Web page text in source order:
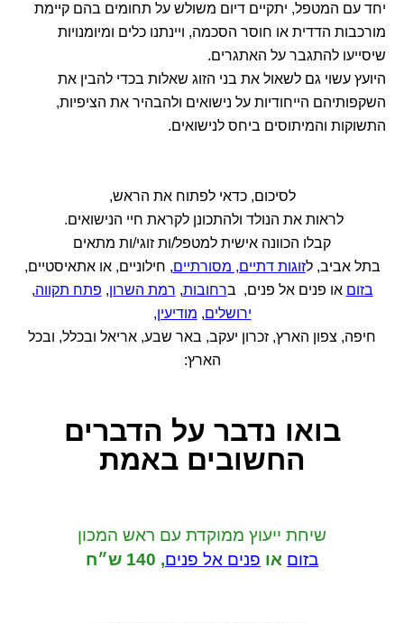
יחד עם המטפל, יתקיים דיום משולש על תחומים בהם קיימת
מורכבות הדדית או חוסר הסכמה, ויינתנו כלים ומיומנויות
שיסייעו להתגבר על האתגרים.
היועץ עשוי גם לשאול את בני הזוג שאלות בכדי להבין את
השקפותיהם הייחודיות על נישואים ולהבהיר את הציפיות,
התשוקות והמיתוסים ביחס לנישואים.
לסיכום, כדאי לפתוח את הראש,
לראות את הנולד ולהתכונן לקראת חיי הנישואים.
קבלו הכוונה אישית למטפל/ות זוגי/ות מתאים
בתל אביב, לזוגות דתיים, מסורתיים, חילוניים, או אתאיסטיים,
בזום או פנים אל פנים, ברחובות, רמת השרון, פתח תקווה,
ירושלים, מודיעין,
חיפה, צפון הארץ, זכרון יעקב, באר שבע, אריאל ובכלל, ובכל
הארץ:
בואו נדבר על הדברים
החשובים באמת
שיחת ייעוץ ממוקדת עם ראש המכון
בזום או פנים אל פנים, 140 ש״ח